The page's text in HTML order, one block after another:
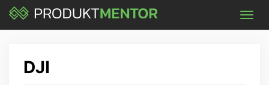
Skip
main
DJI